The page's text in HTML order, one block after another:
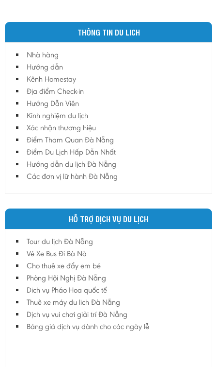
triển vọng cho công tác nghiên cứu khoa học,
bảo tồn thiên nhiên và phát triển du lịch khám
phá.
THÔNG TIN DU LICH
Nhà hàng
Hướng dẫn
Kênh Homestay
Địa điểm Check-in
Hướng Dẫn Viên
Kinh nghiệm du lịch
Xác nhận thương hiệu
Điểm Tham Quan Đà Nẵng
Điểm Du Lịch Hấp Dẫn Nhất
Hướng dẫn du lịch Đà Nẵng
Các đơn vị lữ hành Đà Nẵng
HỖ TRỢ DỊCH VỤ DU LỊCH
Tour du lịch Đà Nẵng
Vé Xe Bus Đi Bà Nà
Cho thuê xe đẩy em bé
Phòng Hội Nghị Đà Nẵng
Dich vụ Pháo Hoa quốc tế
Thuê xe máy du lich Đà Nẵng
Dịch vụ vui chơi giải trí Đà Nẵng
Bảng giá dịch vụ dành cho các ngày lễ